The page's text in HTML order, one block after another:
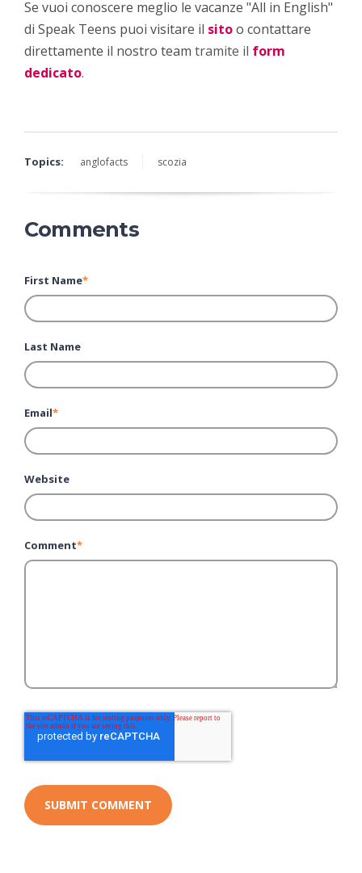
Se vuoi conoscere meglio le vacanze "All in English"
di Speak Teens puoi visitare il sitoo contattare
direttamente il nostro team tramite il form
dedicato.
Topics: anglofacts scozia
Comments
First Name*
Last Name
Email*
Website
Comment*